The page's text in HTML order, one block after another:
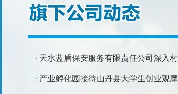
· 天水蓝盾保安服务有限责任公司深入
· 产业孵化园接待山丹县大学生创业观